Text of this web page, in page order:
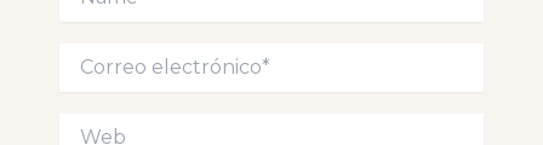
Correo
electrónico*
Web